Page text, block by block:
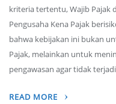
kriteria tertentu, Wajib Pajak
Pengusaha Kena Pajak
bahwa kebijakan ini bukan
Pajak, melainkan untuk
pengawasan agar tidak
READ MORE